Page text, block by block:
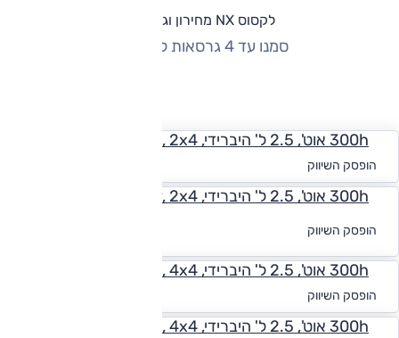
לקסוס NX מחירון וגרסאות
סמנו עד 4 גרסאות להשוואה
300h אוט', 2.5 ל' היברידי, Kyushu, 2x4
הופסק השיווק
300h אוט', 2.5 ל' היברידי, Luxury, 2x4
הופסק השיווק
300h אוט', 2.5 ל' היברידי, Premium, 4x4
הופסק השיווק
300h אוט', 2.5 ל' היברידי, F-Sport, 4x4